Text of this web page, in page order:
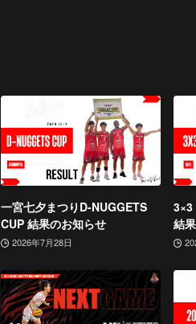
一宮七夕まつりD-NUGGETS
CUP 結果のお知らせ
2026年7月28日
3×3
結